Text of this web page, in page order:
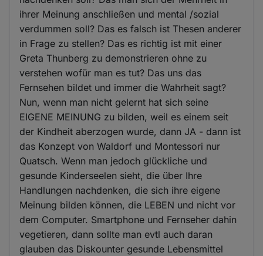
ihrer Meinung anschließen und mental /sozial
verdummen soll? Das es falsch ist Thesen anderer
in Frage zu stellen? Das es richtig ist mit einer
Greta Thunberg zu demonstrieren ohne zu
verstehen wofür man es tut? Das uns das
Fernsehen bildet und immer die Wahrheit sagt?
Nun, wenn man nicht gelernt hat sich seine
EIGENE MEINUNG zu bilden, weil es einem seit
der Kindheit aberzogen wurde, dann JA - dann ist
das Konzept von Waldorf und Montessori nur
Quatsch. Wenn man jedoch glückliche und
gesunde Kinderseelen sieht, die über Ihre
Handlungen nachdenken, die sich ihre eigene
Meinung bilden können, die LEBEN und nicht vor
dem Computer. Smartphone und Fernseher dahin
vegetieren, dann sollte man evtl auch daran
glauben das Diskounter gesunde Lebensmittel